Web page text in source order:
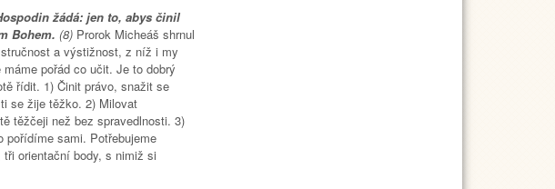
žádá: jen to, abys činil
Bohem. (8) Prorok Micheáš shrnul
a výstižnost, z níž i my
pořád co učit. Je to dobrý
řídit. 1) Činit právo, snažit se
se žije těžko. 2) Milovat
těžčeji než bez spravedlnosti. 3)
pořídíme sami. Potřebujeme
orientační body, s nimiž si